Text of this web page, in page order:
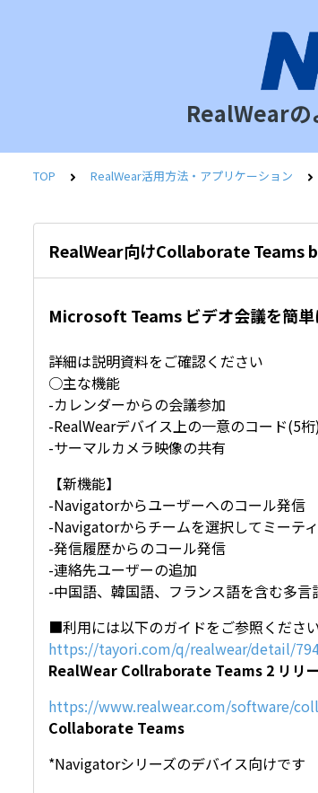
RealWearの
TOP RealWear活用方法・アプリケーション
RealWear向けCollaborate Teams
Microsoft Teams ビデオ会議を簡単
詳細は説明資料をご確認ください
○主な機能
-カレンダーからの会議参加
-RealWearデバイス上の一意のコード(5
-サーマルカメラ映像の共有
【新機能】
-Navigatorからユーザーへのコール発信
-Navigatorからチームを選択してミーテ
-発信履歴からのコール発信
-連絡先ユーザーの追加
-中国語、韓国語、フランス語を含む多言
■利用には以下のガイドをご参照くださ
https://tayori.com/q/realwear/detail/
RealWear Collraborate Teams 2 リリ
https://www.realwear.com/software/
Collaborate Teams
*Navigatorシリーズのデバイス向けです